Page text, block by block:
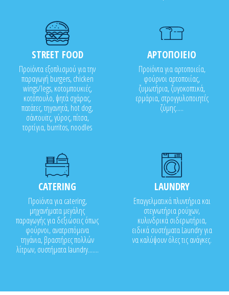
STREET FOOD
Προϊόντα εξοπλισμού για την
παραγωγή burgers, chicken
wings/legs, κοτομπουκιές,
κοτόπουλο, ψητά σχάρας,
πατάτες, τηγανητά, hot dog,
σάντουϊτς, γύρος, πίτσα,
τορτίγια, burritos, noodles
ΑΡΤΟΠΟΙΕΙΟ
Προϊόντα για αρτοποιεία,
φούρνοι αρτοποιίας,
ζυμωτήρια, ζυγοκοπτικά,
ερμάρια, στρογγυλοποιητές
ζύμης.....
CATERING
Προϊόντα για catering,
μηχανήματα μεγάλης
παραγωγής για δεξιώσεις όπως
φούρνοι, ανατρεπόμενα
τηγάνια, βραστήρες πολλών
λίτρων, συστήματα laundry.......
LAUNDRY
Επαγγελματικά πλυντήρια και
στεγνωτήρια ρούχων,
κυλινδρικά σιδερωτήρια,
ειδικά συστήματα Laundry για
να καλύψουν όλες τις ανάγκες.